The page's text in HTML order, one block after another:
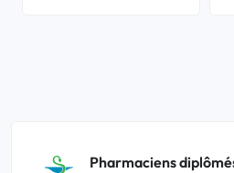
Pharmaciens